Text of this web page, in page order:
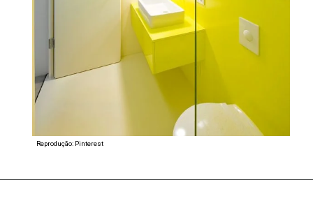
Reprodução: Pinterest